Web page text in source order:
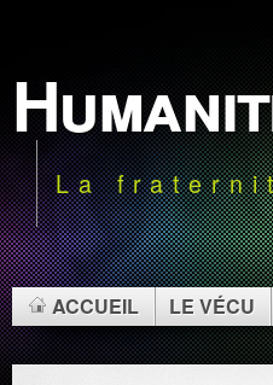
La
ACCUEIL LE VÉCU